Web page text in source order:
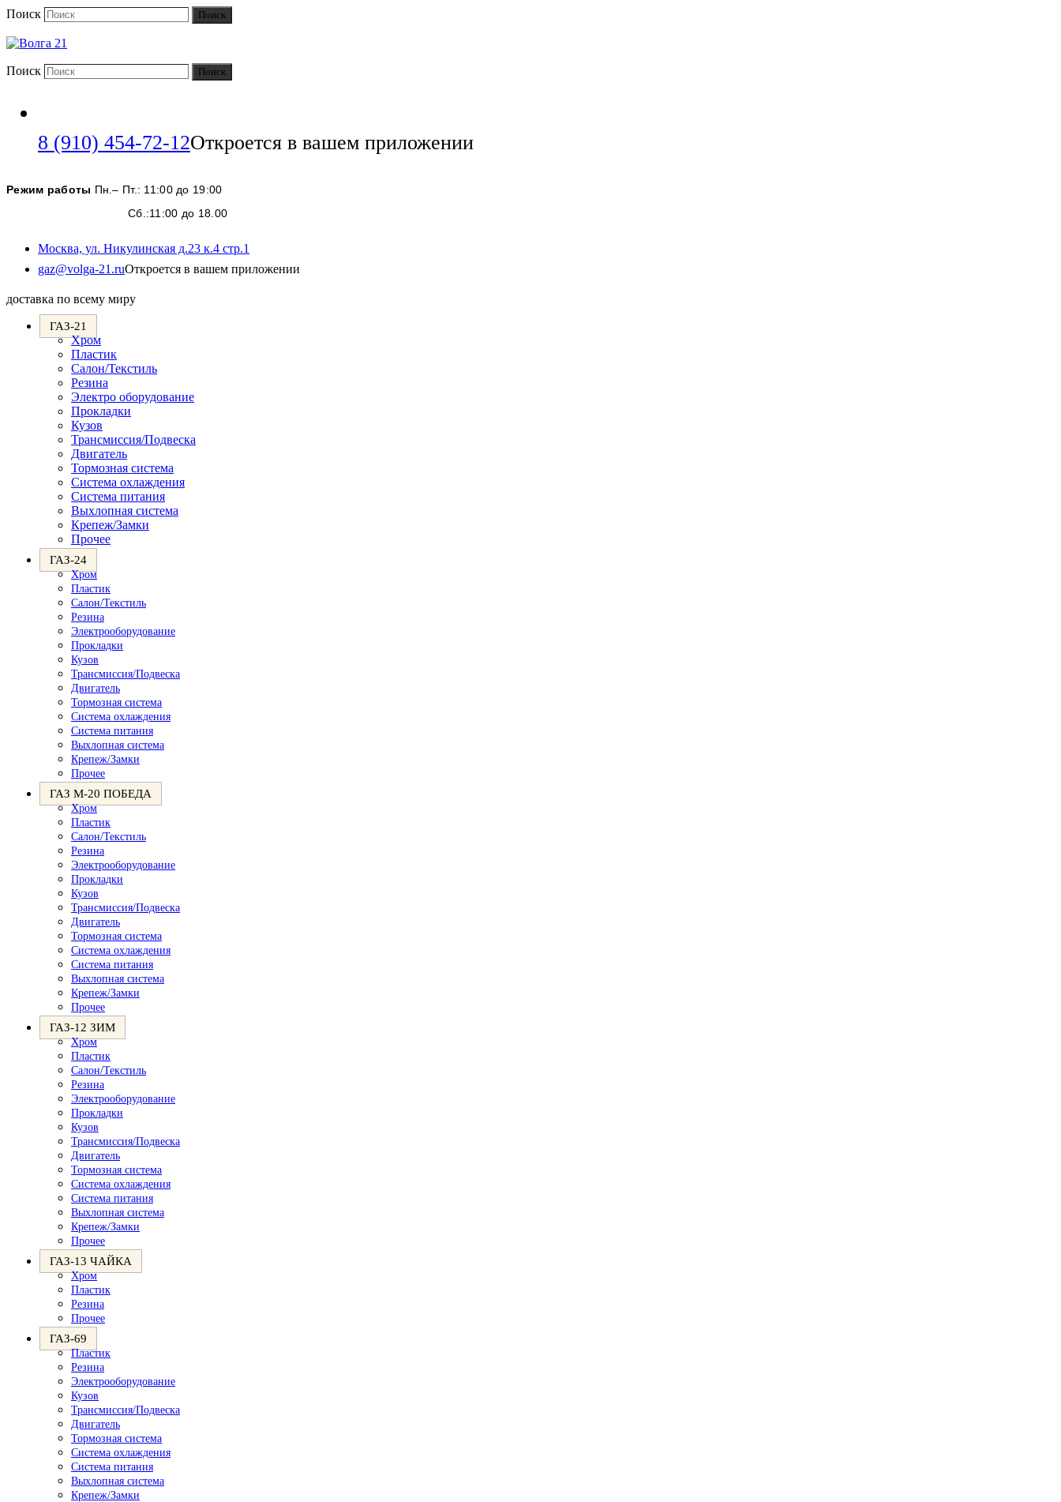
Поиск Поиск
Поиск Поиск
8 (910) 454-72-12Откроется в вашем приложении
Режим работы Пн.– Пт.: 11:00 до 19:00
Сб.:11:00 до 18.00
Москва, ул. Никулинская д.23 к.4 стр.1
gaz@volga-21.ruОткроется в вашем приложении
доставка по всему миру
ГАЗ-21
Хром
Пластик
Салон/Текстиль
Резина
Электро оборудование
Прокладки
Кузов
Трансмиссия/Подвеска
Двигатель
Тормозная система
Система охлаждения
Система питания
Выхлопная система
Крепеж/Замки
Прочее
ГАЗ-24
Хром
Пластик
Салон/Текстиль
Резина
Электрооборудование
Прокладки
Кузов
Трансмиссия/Подвеска
Двигатель
Тормозная система
Система охлаждения
Система питания
Выхлопная система
Крепеж/Замки
Прочее
ГАЗ М-20 ПОБЕДА
Хром
Пластик
Салон/Текстиль
Резина
Электрооборудование
Прокладки
Кузов
Трансмиссия/Подвеска
Двигатель
Тормозная система
Система охлаждения
Система питания
Выхлопная система
Крепеж/Замки
Прочее
ГАЗ-12 ЗИМ
Хром
Пластик
Салон/Текстиль
Резина
Электрооборудование
Прокладки
Кузов
Трансмиссия/Подвеска
Двигатель
Тормозная система
Система охлаждения
Система питания
Выхлопная система
Крепеж/Замки
Прочее
ГАЗ-13 ЧАЙКА
Хром
Пластик
Резина
Прочее
ГАЗ-69
Пластик
Резина
Электрооборудование
Кузов
Трансмиссия/Подвеска
Двигатель
Тормозная система
Система охлаждения
Система питания
Выхлопная система
Крепеж/Замки